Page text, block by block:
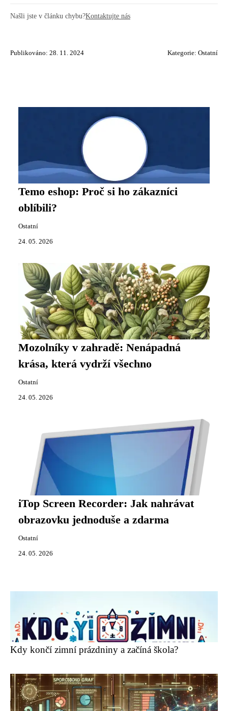
Našli jste v článku chybu?Kontaktujte nás
Publikováno: 28. 11. 2024 Kategorie: Ostatní
Temo eshop: Proč si ho zákazníci
oblíbili?
Ostatní
24. 05. 2026
Mozolníky v zahradě: Nenápadná
krása, která vydrží všechno
Ostatní
24. 05. 2026
iTop Screen Recorder: Jak nahrávat
obrazovku jednoduše a zdarma
Ostatní
24. 05. 2026
Kdy končí zimní prázdniny a začíná škola?